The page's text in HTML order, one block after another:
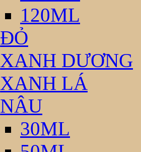
120ML
ĐỎ
XANH DƯƠNG
XANH LÁ
NÂU
30ML